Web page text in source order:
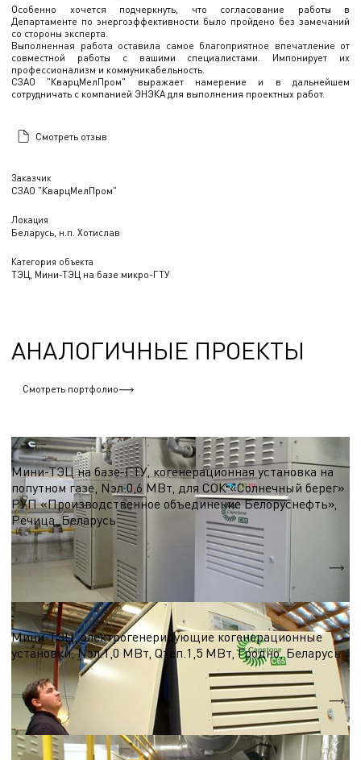
Заказчик
СЗАО "КварцМелПром"
Локация
Беларусь, н.п. Хотислав
Категория объекта
ТЭЦ, Мини-ТЭЦ на базе микро-ГТУ
Особенно хочется подчеркнуть, что согласование работы в
Департаменте по энергоэффективности было пройдено без замечаний
со стороны эксперта.
Выполненная работа оставила самое благоприятное впечатление от
совместной работы с вашими специалистами. Импонирует их
профессионализм и коммуникабельность.
СЗАО "КварцМелПром" выражает намерение и в дальнейшем
сотрудничать с компанией ЭНЭКА для выполнения проектных работ.
Смотреть отзыв
АНАЛОГИЧНЫЕ ПРОЕКТЫ
Смотреть портфолио
ТЭЦ, Мини-ТЭЦ на базе микро-ГТУ
Мини-ТЭЦ на базе-ГТУ, когенерационная установка на
попутном газе, Nэл.0,6 МВт, для СОК «Солнечный берег»
РУП «Производственное объединение Белоруснефть»,
Речица, Беларусь
Nэл.
Qтеп.
ТЭЦ, Мини-ТЭЦ на базе микро-ГТУ
Мини-ТЭЦ, электрогенерирующие когенерационные
установки, Nэл.1,0 МВт, Qтеп.1,5 МВт, Гродно, Беларусь
1,0 МВт
Qтеп.
1,5 МВт
ТЭЦ, Мини-ТЭЦ на базе микро-ГТУ